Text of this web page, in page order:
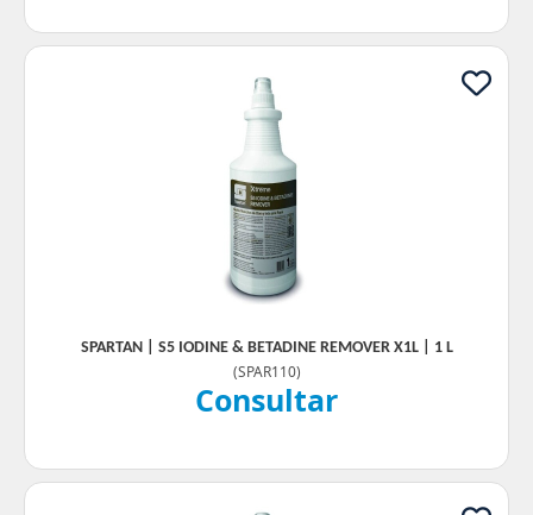
SPARTAN | S5 IODINE & BETADINE REMOVER X1L | 1 L
(SPAR110)
Consultar